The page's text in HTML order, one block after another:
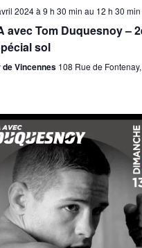
2024 à 9 h 30 min au 12 h 30 min
avec Tom Duquesnoy –
sol
Vincennes 108 Rue de